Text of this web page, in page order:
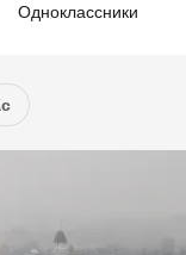
Одноклассники